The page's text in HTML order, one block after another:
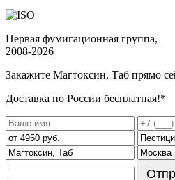
Первая фумигационная группа,
2008-2026
Закажите Магтоксин, Таб прямо
Доставка по России бесплатная!*